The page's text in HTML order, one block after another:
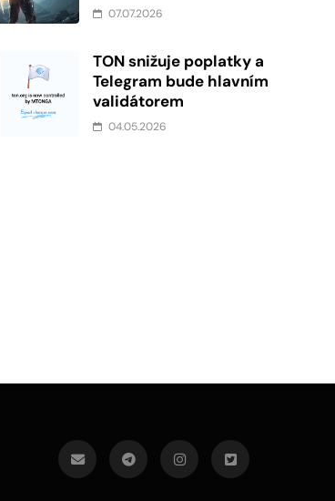
07.07.2026
TON snižuje poplatky a
Telegram bude hlavním
validátorem
04.05.2026